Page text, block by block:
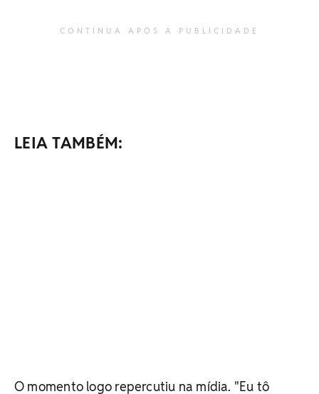
CONTINUA APÓS A PUBLICIDADE
LEIA TAMBÉM:
O momento logo repercutiu na mídia. "Eu tô